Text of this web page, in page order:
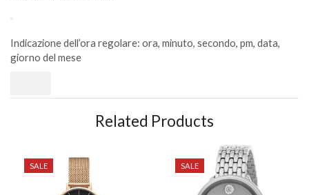
Indicazione dell’ora regolare: ora, minuto, secondo, pm, data,
giorno del mese
Related Products
SALE SALE